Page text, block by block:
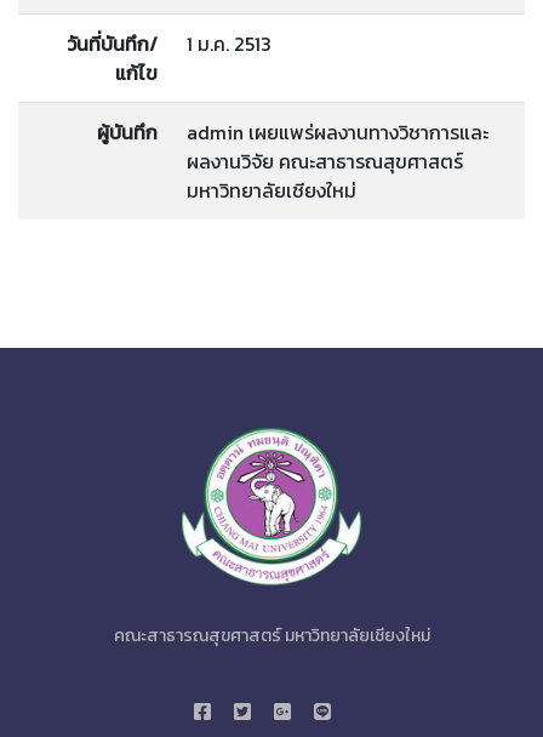
วันที่บันทึก/
แก้ไข
1 ม.ค. 2513
ผู้บันทึก
admin เผยแพร่ผลงานทางวิชาการและ
ผลงานวิจัย คณะสาธารณสุขศาสตร์
มหาวิทยาลัยเชียงใหม่
คณะสาธารณสุขศาสตร์ มหาวิทยาลัยเชียงใหม่